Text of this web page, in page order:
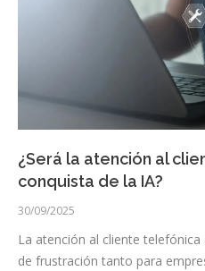
¿Será la atención al
conquista de la IA?
30/09/2025
La atención al cliente
de frustración tanto para